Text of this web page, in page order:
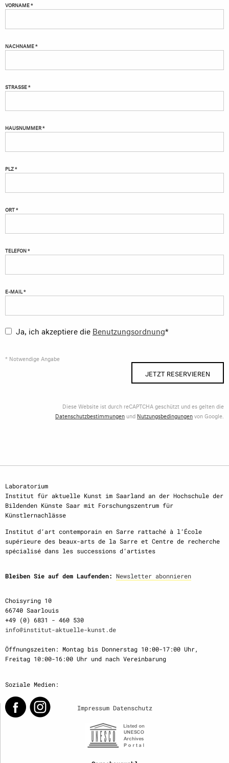
VORNAME *
NACHNAME *
STRASSE *
HAUSNUMMER *
PLZ *
ORT *
TELEFON *
E-MAIL *
Ja, ich akzeptiere die Benutzungsordnung*
* Notwendige Angabe
JETZT RESERVIEREN
Diese Website ist durch reCAPTCHA geschützt und es gelten die
Datenschutzbestimmungen und Nutzungsbedingungenvon Google.
Laboratorium
Institut für aktuelle Kunst im Saarland an der Hochschule der
Bildenden Künste Saar mit Forschungszentrum für
Künstlernachlässe
Institut d‘art contemporain en Sarre rattaché à l‘École
supérieure des beaux-arts de la Sarre et Centre de recherche
spécialisé dans les successions d‘artistes
Bleiben Sie auf dem Laufenden: Newsletter abonnieren
Choisyring 10
66740 Saarlouis
+49 (0) 6831 - 460 530
info@institut-aktuelle-kunst.de
Öffnungszeiten: Montag bis Donnerstag 10:00-17:00 Uhr,
Freitag 10:00-16:00 Uhr und nach Vereinbarung
Soziale Medien:
Impressum Datenschutz